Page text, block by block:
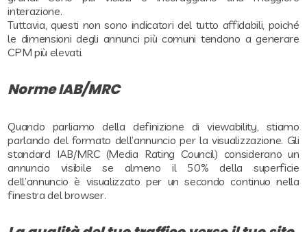
interazione.
Tuttavia, questi non sono indicatori del tutto affidabili, poiché
le dimensioni degli annunci più comuni tendono a generare
CPM più elevati.
Norme IAB/MRC
Quando parliamo della definizione di viewability, stiamo
parlando del formato dell’annuncio per la visualizzazione. Gli
standard IAB/MRC (Media Rating Council) considerano un
annuncio visibile se almeno il 50% della superficie
dell’annuncio è visualizzato per un secondo continuo nella
finestra del browser.